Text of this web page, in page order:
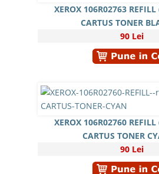
XEROX 106R02763
CARTUS TONER
90 Lei
XEROX 106R02760
CARTUS TONER
90 Lei